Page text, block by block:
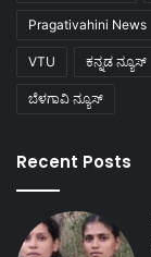
Pragativahini News
VTU ಕನ್ನಡ ನ್ಯೂಸ್
ಬೆಳಗಾವಿ ನ್ಯೂಸ್
Recent Posts